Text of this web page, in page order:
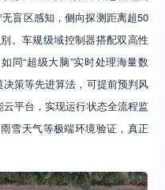
盲区感知，侧向探测距离超50
。车规级域控制器搭配双高性
同“超级大脑”实时处理海量数
策等先进算法，可提前预判风
平台，实现运行状态全流程监
雪天气等极端环境验证，真正